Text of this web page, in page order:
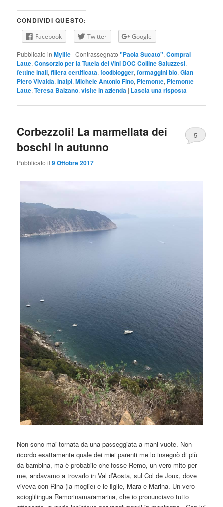
CONDIVIDI QUESTO:
Facebook Twitter Google
Pubblicato in Mylife |Contrassegnato "Paola Sucato",Compral
Latte,Consorzio per la Tutela dei Vini DOC Colline Saluzzesi,
fettine inali,filiera certificata,foodblogger,formaggini bio,Gian
Piero Vivalda,Inalpi,Michele Antonio Fino, Piemonte, Piemonte
Latte,Teresa Balzano,visite in azienda | Lascia una risposta
Corbezzoli! La marmellata dei
boschi in autunno
Pubblicato il9 Ottobre 2017
5
Non sono mai tornata da una passeggiata a mani vuote. Non
ricordo esattamente quale dei miei parenti me lo insegnò di più
da bambina, ma è probabile che fosse Remo, un vero mito per
me, andavamo a trovarlo in Val d’Aosta, sul Col de Joux, dove
viveva con Rina (la moglie) e le figlie, Mara e Marina. Un vero
scioglilingua Remorinamaramarina, che io pronunciavo tutto